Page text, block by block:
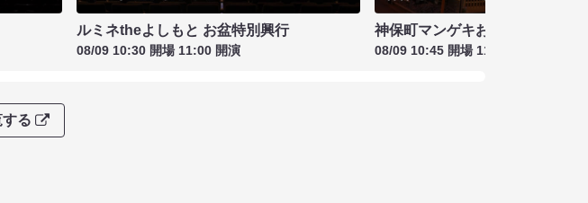
ルミネtheよしもと お盆特別興行
08/09 10:30 開場 11:00 開演
神保町マンゲキお笑いライブ お
08/09 10:45 開場 11:00 開演
る